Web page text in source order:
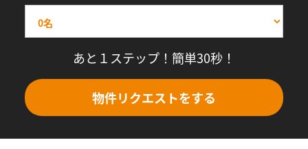
あと１ステップ！簡単30秒！
物件リクエストをする